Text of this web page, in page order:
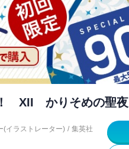
XII かりそめの聖夜
(イラストレーター) / 集英社